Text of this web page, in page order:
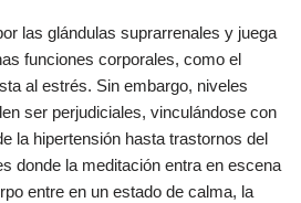
las glándulas suprarrenales y juega
funciones corporales, como el
al estrés. Sin embargo, niveles
ser perjudiciales, vinculándose con
la hipertensión hasta trastornos del
donde la meditación entra en escena
entre en un estado de calma, la